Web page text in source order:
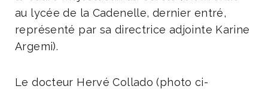
au lycée de la Cadenelle, dernier entré,
représenté par sa directrice adjointe Karine
Argemi).
Le docteur Hervé Collado (photo ci-